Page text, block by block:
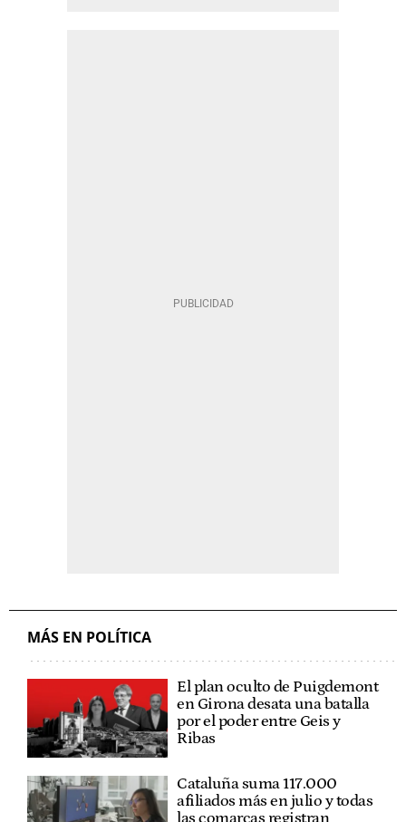
MÁS EN POLÍTICA
El plan oculto de Puigdemont
en Girona desata una batalla
por el poder entre Geis y
Ribas
Cataluña suma 117.000
afiliados más en julio y todas